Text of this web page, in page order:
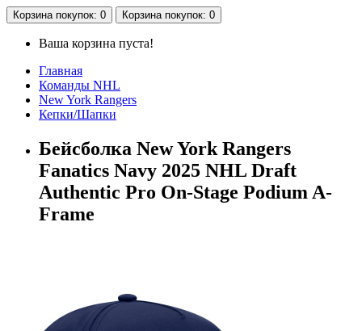
Корзина покупок: 0 Корзина покупок: 0
Ваша корзина пуста!
Главная
Команды NHL
New York Rangers
Кепки/Шапки
Бейсболка New York Rangers
Fanatics Navy 2025 NHL Draft
Authentic Pro On-Stage Podium A-
Frame